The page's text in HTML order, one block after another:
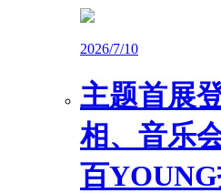
2026/7/10
主题首展
相、音乐
百